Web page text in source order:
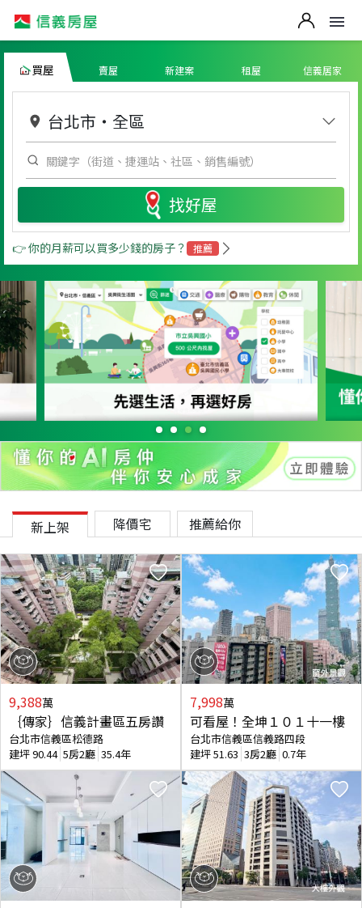
買屋 賣屋 新建案 租屋 信義居家
台北市 ・ 全區
找好屋
👉 你的月薪可以買多少錢的房子？ 推薦
新上架 降價宅 推薦給你
9,388萬
｛傳家｝信義計畫區五房讚
台北市信義區松德路
建坪90.44 5房2廳 35.4年
7,998萬
可看屋！全坤１０１十一樓
台北市信義區信義路四段
建坪51.63 3房2廳 0.7年